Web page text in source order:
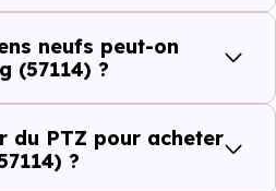
du quotidien qui constituent
pour habiter ou investir
logement à Tritteling
neufs peut-on
(57114) ?
du PTZ pour acheter
?